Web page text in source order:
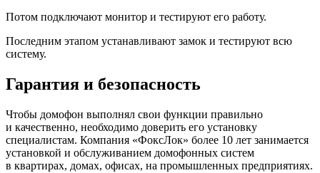
Потом подключают монитор и тестируют его работу.
Последним этапом устанавливают замок и тестируют всю
систему.
Гарантия и безопасность
Чтобы домофон выполнял свои функции правильно
и качественно, необходимо доверить его установку
специалистам. Компания «ФоксЛок» более 10 лет занимается
установкой и обслуживанием домофонных систем
в квартирах, домах, офисах, на промышленных предприятиях.